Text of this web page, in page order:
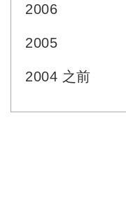
2006
2005
2004 之前